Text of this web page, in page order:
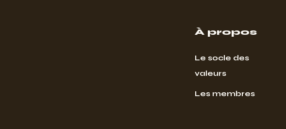
À propos
Le socle des
valeurs
Les membres